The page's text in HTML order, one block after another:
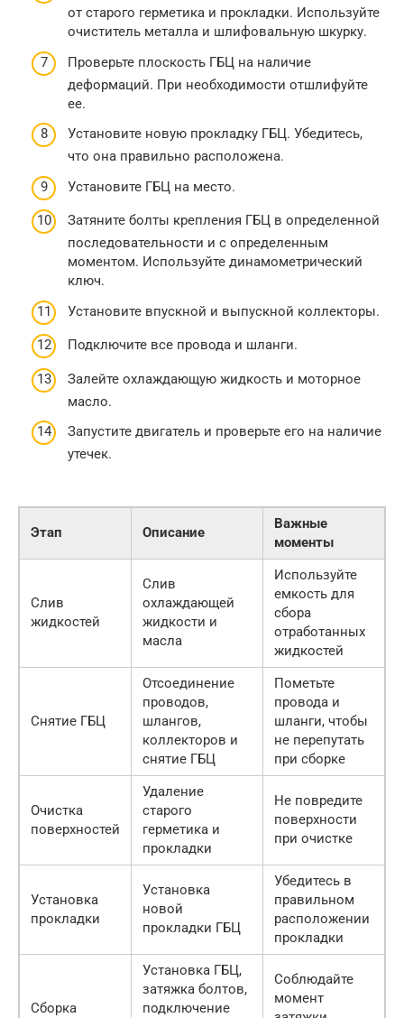
от старого герметика и прокладки. Используйте
очиститель металла и шлифовальную шкурку.
Проверьте плоскость ГБЦ на наличие
деформаций. При необходимости отшлифуйте
ее.
Установите новую прокладку ГБЦ. Убедитесь,
что она правильно расположена.
Установите ГБЦ на место.
Затяните болты крепления ГБЦ в определенной
последовательности и с определенным
моментом. Используйте динамометрический
ключ.
Установите впускной и выпускной коллекторы.
Подключите все провода и шланги.
Залейте охлаждающую жидкость и моторное
масло.
Запустите двигатель и проверьте его на наличие
утечек.
Этап Описание
Важные
моменты
Слив
жидкостей
Слив
охлаждающей
жидкости и
масла
Используйте
емкость для
сбора
отработанных
жидкостей
Снятие ГБЦ
Отсоединение
проводов,
шлангов,
коллекторов и
снятие ГБЦ
Пометьте
провода и
шланги, чтобы
не перепутать
при сборке
Очистка
поверхностей
Удаление
старого
герметика и
прокладки
Не повредите
поверхности
при очистке
Установка
прокладки
Установка
новой
прокладки ГБЦ
Убедитесь в
правильном
расположении
прокладки
Сборка
Установка ГБЦ,
затяжка болтов,
подключение
Соблюдайте
момент